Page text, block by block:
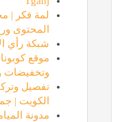
لمة فكر |
المحتوى
شبكة رأي
موقع
وتخفيضات
تفصيل
الكويت |
مدونة